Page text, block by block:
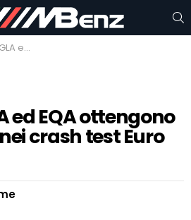
test Euro NCAP
ed EQA ottengono
crash test Euro